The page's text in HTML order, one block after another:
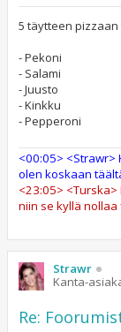
s
5 täytteen
- Pekoni
- Salami
- Juusto
- Kinkku
- Pepperoni
<00:05> <Strawr>
olen koskaan
<23:05>
niin se kyllä
Strawr
Kanta-
Re: